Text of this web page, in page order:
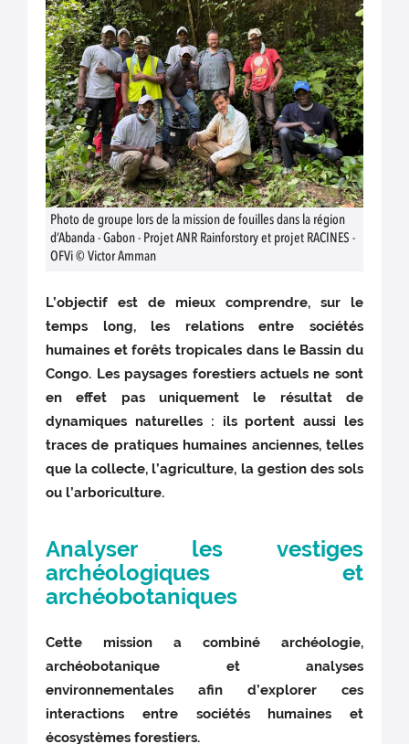
Photo de groupe lors de la mission de fouilles dans la région
d’Abanda - Gabon - Projet ANR Rainforstory et projet RACINES -
OFVi © Victor Amman
L’objectif est de mieux comprendre, sur le
temps long, les relations entre sociétés
humaines et forêts tropicales dans le Bassin du
Congo. Les paysages forestiers actuels ne sont
en effet pas uniquement le résultat de
dynamiques naturelles : ils portent aussi les
traces de pratiques humaines anciennes, telles
que la collecte, l’agriculture, la gestion des sols
ou l’arboriculture.
Analyser les vestiges
archéologiques et
archéobotaniques
Cette mission a combiné archéologie,
archéobotanique et analyses
environnementales afin d’explorer ces
interactions entre sociétés humaines et
écosystèmes forestiers.